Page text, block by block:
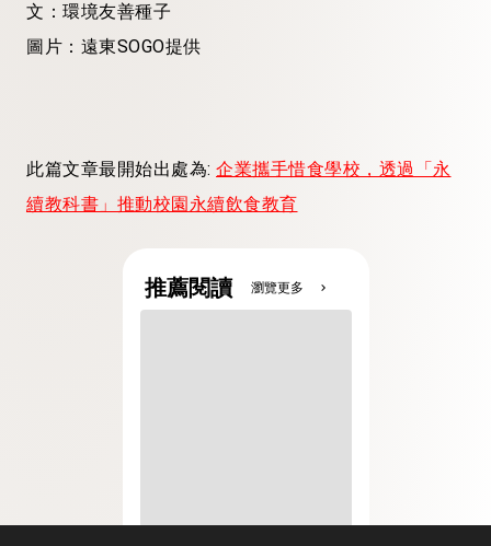
文：環境友善種子
圖片：遠東SOGO提供
此篇文章最開始出處為: 企業攜手惜食學校，透過「永
續教科書」推動校園永續飲食教育
推薦閱讀 瀏覽更多 chevron_right